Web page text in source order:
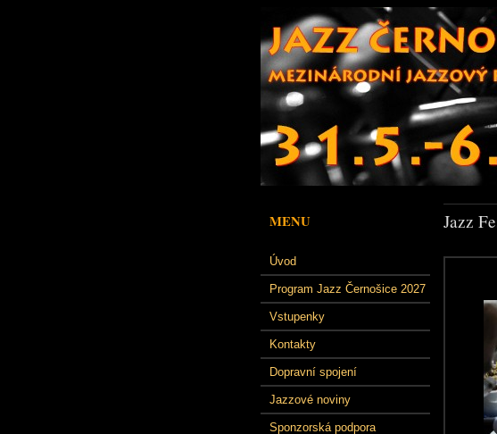
MENU
Úvod
Program Jazz Černošice 2027
Vstupenky
Kontakty
Dopravní spojení
Jazzové noviny
Sponzorská podpora
Jazz